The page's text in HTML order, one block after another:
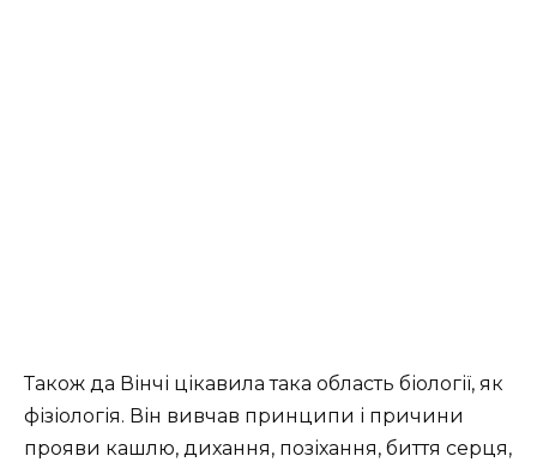
Також да Вінчі цікавила така область біології, як
фізіологія. Він вивчав принципи і причини
прояви кашлю, дихання, позіхання, биття серця,